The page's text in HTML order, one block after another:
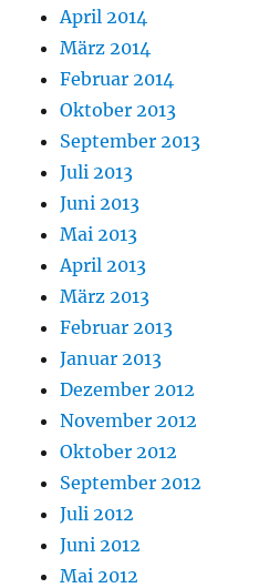
April 2014
März 2014
Februar 2014
Oktober 2013
September 2013
Juli 2013
Juni 2013
Mai 2013
April 2013
März 2013
Februar 2013
Januar 2013
Dezember 2012
November 2012
Oktober 2012
September 2012
Juli 2012
Juni 2012
Mai 2012